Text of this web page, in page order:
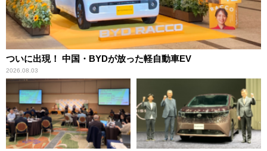
ついに出現！ 中国・BYDが放った軽自動車EV
2026.08.03